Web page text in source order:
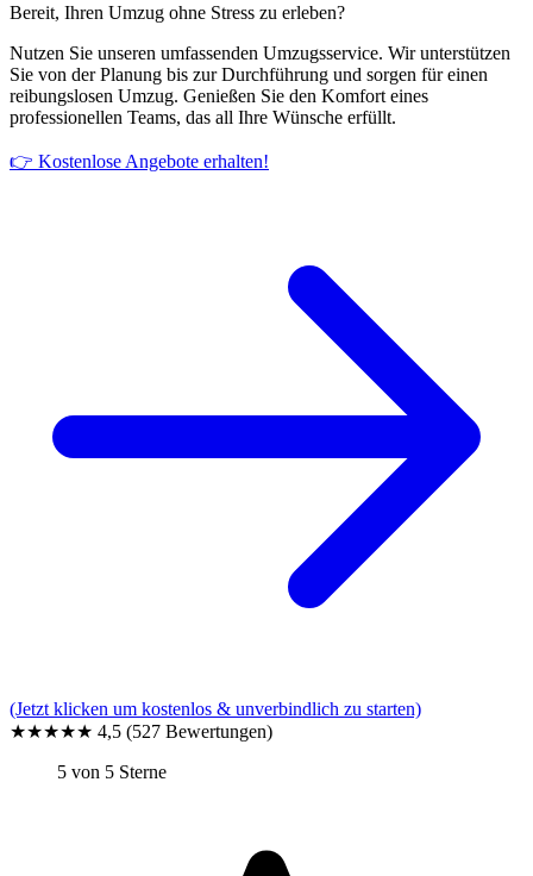
Bereit, Ihren Umzug ohne Stress zu erleben?
Nutzen Sie unseren umfassenden Umzugsservice. Wir unterstützen
Sie von der Planung bis zur Durchführung und sorgen für einen
reibungslosen Umzug. Genießen Sie den Komfort eines
professionellen Teams, das all Ihre Wünsche erfüllt.
👉 Kostenlose Angebote erhalten!
(Jetzt klicken um kostenlos & unverbindlich zu starten)
★★★★★ 4,5 (527 Bewertungen)
5 von 5 Sterne